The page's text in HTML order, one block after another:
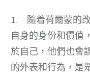
1. 隨着荷爾蒙的
自身的身份和價值
於自己，他們也會
的外表和行為，是